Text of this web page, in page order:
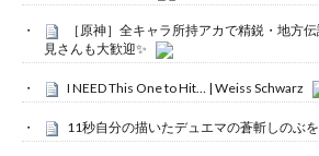
［原神］全キャラ所持アカで精鋭・地方
見さんも大歓迎✨
I NEED This One to Hit… | Weiss Schwarz
11秒自分の描いたデュエマの蒼斬しのぶ